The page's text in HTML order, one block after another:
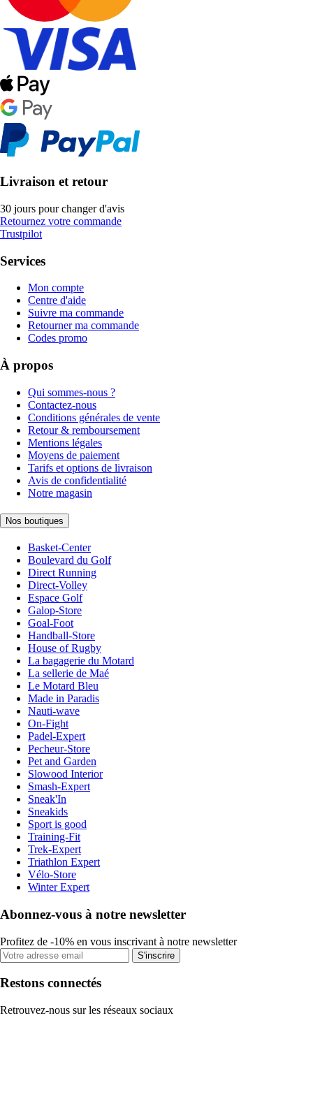
Livraison et retour
30 jours pour changer d'avis
Retournez votre commande
Trustpilot
Services
Mon compte
Centre d'aide
Suivre ma commande
Retourner ma commande
Codes promo
À propos
Qui sommes-nous ?
Contactez-nous
Conditions générales de vente
Retour & remboursement
Mentions légales
Moyens de paiement
Tarifs et options de livraison
Avis de confidentialité
Notre magasin
Nos boutiques
Basket-Center
Boulevard du Golf
Direct Running
Direct-Volley
Espace Golf
Galop-Store
Goal-Foot
Handball-Store
House of Rugby
La bagagerie du Motard
La sellerie de Maé
Le Motard Bleu
Made in Paradis
Nauti-wave
On-Fight
Padel-Expert
Pecheur-Store
Pet and Garden
Slowood Interior
Smash-Expert
Sneak'In
Sneakids
Sport is good
Training-Fit
Trek-Expert
Triathlon Expert
Vélo-Store
Winter Expert
Abonnez-vous à notre newsletter
Profitez de -10% en vous inscrivant à notre newsletter
S'inscrire
Restons connectés
Retrouvez-nous sur les réseaux sociaux